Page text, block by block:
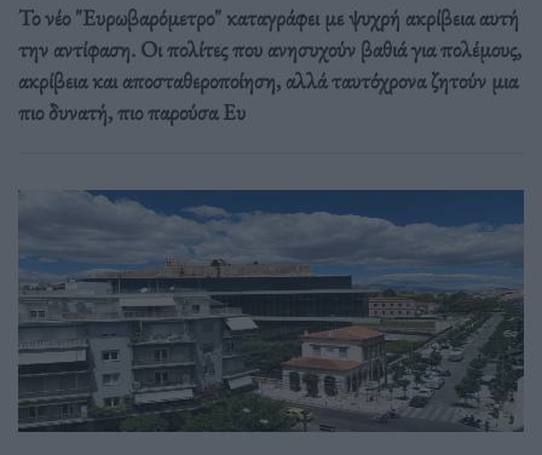
Το νέο "Ευρωβαρόμετρο" καταγράφει με ψυχρή ακρίβεια αυτή
την αντίφαση. Oι πολίτες που ανησυχούν βαθιά για πολέμους,
ακρίβεια και αποσταθεροποίηση, αλλά ταυτόχρονα ζητούν μια
πιο δυνατή, πιο παρούσα Ευ